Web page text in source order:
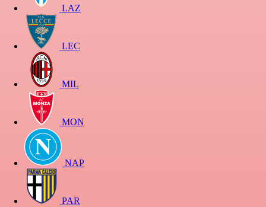
LAZ
LEC
MIL
MON
NAP
PAR